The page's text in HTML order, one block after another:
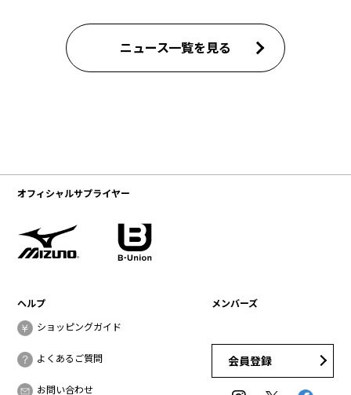
ニュース一覧を見る
オフィシャルサプライヤー
ヘルプ
ショッピングガイド
よくあるご質問
お問い合わせ
メンバーズ
会員登録